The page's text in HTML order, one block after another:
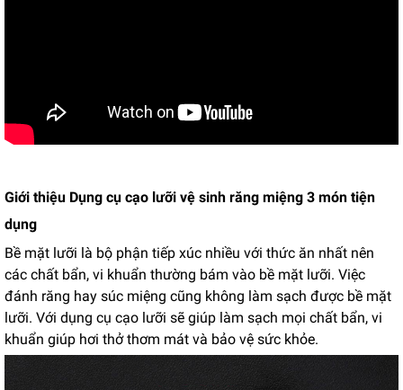
Giới thiệu Dụng cụ cạo lưỡi vệ sinh răng miệng 3 món tiện
dụng
Bề mặt lưỡi là bộ phận tiếp xúc nhiều với thức ăn nhất nên
các chất bẩn, vi khuẩn thường bám vào bề mặt lưỡi. Việc
đánh răng hay súc miệng cũng không làm sạch được bề mặt
lưỡi. Với dụng cụ cạo lưỡi sẽ giúp làm sạch mọi chất bẩn, vi
khuẩn giúp hơi thở thơm mát và bảo vệ sức khỏe.